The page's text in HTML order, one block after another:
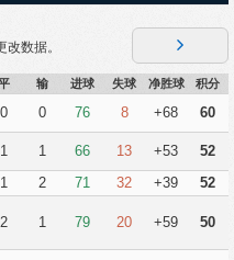
改数据。
输 进球 失球 净胜球 积分
0 0 76 8 +68 60
1 1 66 13 +53 52
1 2 71 32 +39 52
2 1 79 20 +59 50